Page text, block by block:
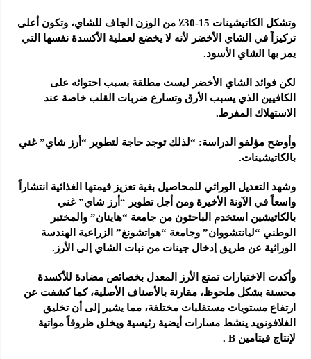
وتشكل الكاتيشينات 15-30٪ من الوزن الجاف للشاي، وتكون أعلى
تركيزاً في الشاي الأخضر لأنه لا يخضع لعملية الأكسدة نفسها التي
يمر بها الشاي الأسود.
لكن فوائد الشاي الأخضر ليست مطلقة بسبب احتوائه على
الكافيين الذي يسبب الأرق وتسارع ضربات القلب خاصة عند
الاستهلاك المفرط.
وأوضح مؤلفو الدراسة: “لذلك توجد حاجة لتطوير “أرز شاي” غني
بالكاتيشينات.
وشهد التعديل الوراثي للمحاصيل بغية تعزيز قيمتها الغذائية انتشاراً
واسعاً في الآونة الأخيرة ومن أجل تطوير “أرز شاي” غني
بالكاتيشين استخدم الباحثون من جامعة “هاينان” والمختبر
الوطني “ليانتشووان” وجامعة “هواتشونغ” الزراعية الهندسة
الوراثية عن طريق إدخال جينات من نبات الشاي إلى الأرز.
وأكدت الاختبارات تمتع الأرز المعدل بخصائص مضادة للأكسدة
محسنة بشكل ملحوظ، مقارنة بالأصناف الأصلية، كما كشفت عن
ارتفاع مستويات مستقلبات مختلفة، مما يشير إلى أن تخليق
الفلافونويد ينشط مسارات أيضية رئيسية ويخلق ظروفاً مواتية
لإنتاج فيتامين B .